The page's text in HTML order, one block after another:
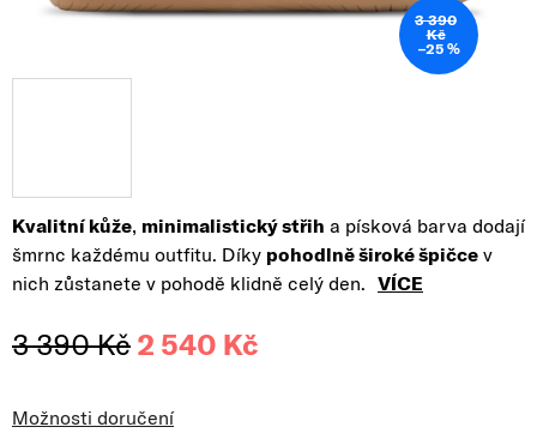
Kvalitní kůže, minimalistický střih a písková barva dodají
šmrnc každému outfitu. Díky pohodlně široké špičce v
nich zůstanete v pohodě klidně celý den. VÍCE
3 390 Kč 2 540 Kč
Možnosti doručení
3 390
Kč
–25 %